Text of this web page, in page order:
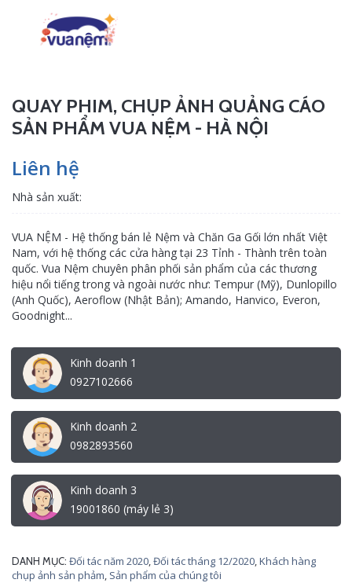
QUAY PHIM, CHỤP ẢNH QUẢNG CÁO
SẢN PHẨM VUA NỆM - HÀ NỘI
Liên hệ
Nhà sản xuất:
VUA NỆM - Hệ thống bán lẻ Nệm và Chăn Ga Gối lớn nhất Việt
Nam, với hệ thống các cửa hàng tại 23 Tỉnh - Thành trên toàn
quốc. Vua Nệm chuyên phân phối sản phẩm của các thương
hiệu nổi tiếng trong và ngoài nước như: Tempur (Mỹ), Dunlopillo
(Anh Quốc), Aeroflow (Nhật Bản); Amando, Hanvico, Everon,
Goodnight...
Kinh doanh 1
0927102666
Kinh doanh 2
0982893560
Kinh doanh 3
19001860 (máy lẻ 3)
DANH MỤC: Đối tác năm 2020,Đối tác tháng 12/2020,Khách hàng
chụp ảnh sản phảm, Sản phẩm của chúng tôi